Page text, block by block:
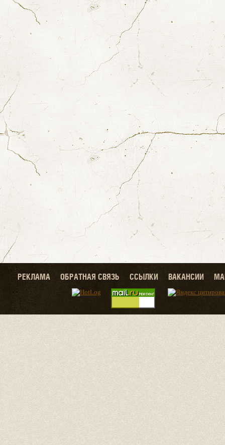
РЕКЛАМА ОБРАТНАЯ СВЯЗЬ ССЫЛКИ ВАКАНСИИ